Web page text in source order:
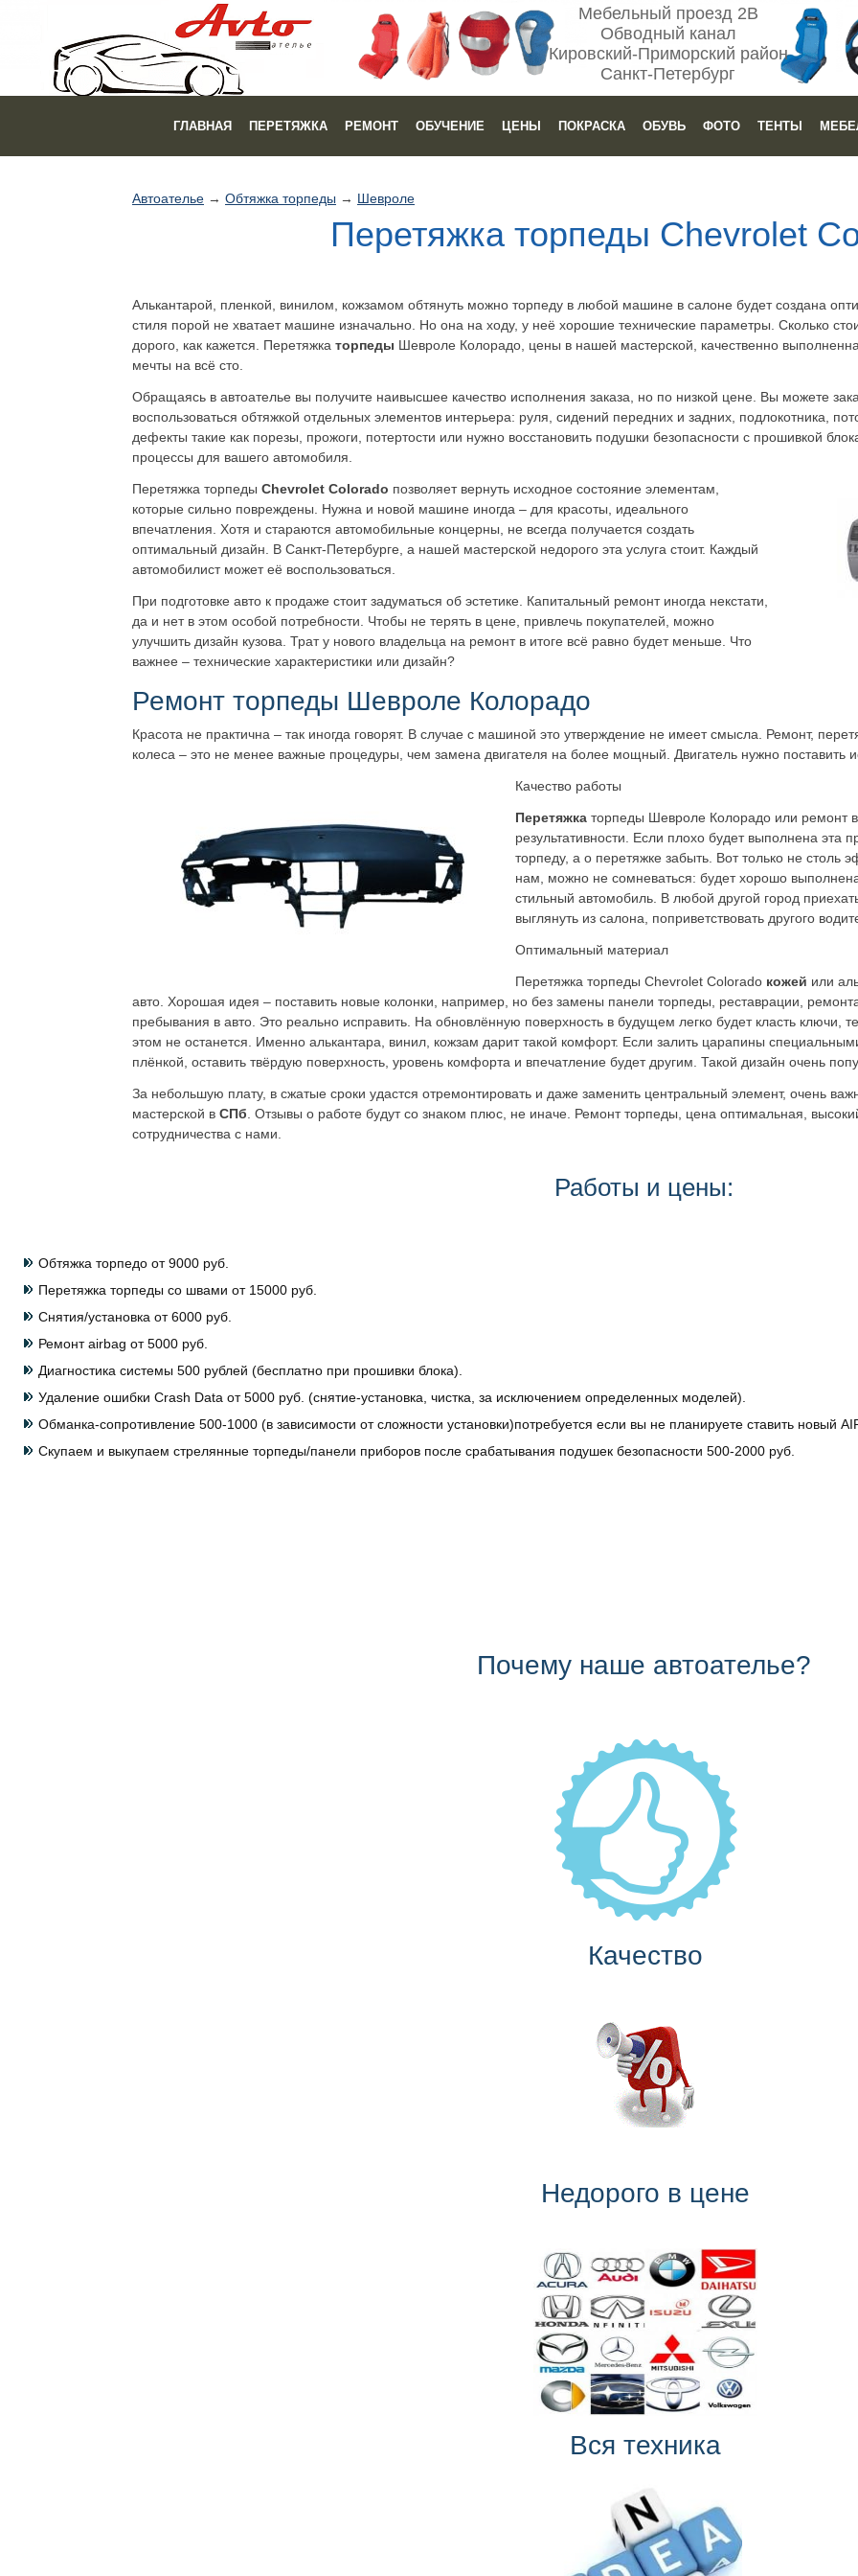
Мебельный проезд 2В
Обводный канал
Кировский-Приморский район
Санкт-Петербург
ГЛАВНАЯ ПЕРЕТЯЖКА РЕМОНТ ОБУЧЕНИЕ ЦЕНЫ ПОКРАСКА ОБУВЬ ФОТО ТЕНТЫ
Автоателье → Обтяжка торпеды → Шевроле
Перетяжка торпеды Chevrolet
Алькантарой, пленкой, винилом, кожзамом обтянуть можно торпеду в любой машине в салоне будет создана
стиля порой не хватает машине изначально. Но она на ходу, у неё хорошие технические параметры. Сколько
дорого, как кажется. Перетяжка торпеды Шевроле Колорадо, цены в нашей мастерской, качественно
мечты на всё сто.
Обращаясь в автоателье вы получите наивысшее качество исполнения заказа, но по низкой цене. Вы можете
воспользоваться обтяжкой отдельных элементов интерьера: руля, сидений передних и задних, подлокотника,
дефекты такие как порезы, прожоги, потертости или нужно восстановить подушки безопасности с прошивкой
процессы для вашего автомобиля.
Перетяжка торпеды Chevrolet Colorado позволяет вернуть исходное состояние элементам,
которые сильно повреждены. Нужна и новой машине иногда – для красоты, идеального
впечатления. Хотя и стараются автомобильные концерны, не всегда получается создать
оптимальный дизайн. В Санкт-Петербурге, а нашей мастерской недорого эта услуга стоит. Каждый
автомобилист может её воспользоваться.
При подготовке авто к продаже стоит задуматься об эстетике. Капитальный ремонт иногда некстати,
да и нет в этом особой потребности. Чтобы не терять в цене, привлечь покупателей, можно
улучшить дизайн кузова. Трат у нового владельца на ремонт в итоге всё равно будет меньше. Что
важнее – технические характеристики или дизайн?
Ремонт торпеды Шевроле Колорадо
Красота не практична – так иногда говорят. В случае с машиной это утверждение не имеет смысла. Ремонт,
колеса – это не менее важные процедуры, чем замена двигателя на более мощный. Двигатель нужно поставить
Качество работы
Перетяжка торпеды Шевроле Колорадо или ремонт
результативности. Если плохо будет выполнена эта
торпеду, а о перетяжке забыть. Вот только не
нам, можно не сомневаться: будет хорошо
стильный автомобиль. В любой другой город
выглянуть из салона, поприветствовать другого
Оптимальный материал
Перетяжка торпеды Chevrolet Colorado кожей или
авто. Хорошая идея – поставить новые колонки, например, но без замены панели торпеды, реставрации,
пребывания в авто. Это реально исправить. На обновлённую поверхность в будущем легко будет класть ключи,
этом не останется. Именно алькантара, винил, кожзам дарит такой комфорт. Если залить царапины
плёнкой, оставить твёрдую поверхность, уровень комфорта и впечатление будет другим. Такой дизайн очень
За небольшую плату, в сжатые сроки удастся отремонтировать и даже заменить центральный элемент, очень
мастерской в СПб . Отзывы о работе будут со знаком плюс, не иначе. Ремонт торпеды, цена оптимальная,
сотрудничества с нами.
Работы и цены:
Обтяжка торпедо от 9000 руб.
Перетяжка торпеды со швами от 15000 руб.
Снятия/установка от 6000 руб.
Ремонт airbag от 5000 руб.
Диагностика системы 500 рублей (бесплатно при прошивки блока).
Удаление ошибки Crash Data от 5000 руб. (снятие-установка, чистка, за исключением определенных моделей).
Обманка-сопротивление 500-1000 (в зависимости от сложности установки)потребуется если вы не планируете ставить новый
Скупаем и выкупаем стрелянные торпеды/панели приборов после срабатывания подушек безопасности 500-2000 руб.
Почему наше автоателье?
Качество
Недорого в цене
Вся техника